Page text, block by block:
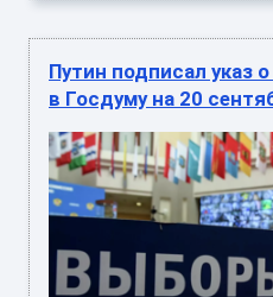
Путин подписал указ
в Госдуму на 20